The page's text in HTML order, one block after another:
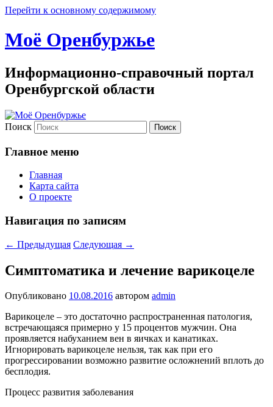
Перейти к основному содержимому
Моё Оренбуржье
Информационно-справочный портал
Оренбургской области
Поиск
Главное меню
Главная
Карта сайта
О проекте
Навигация по записям
← Предыдущая Следующая →
Симптоматика и лечение варикоцеле
Опубликовано 10.08.2016 автором admin
Варикоцеле – это достаточно распространенная патология,
встречающаяся примерно у 15 процентов мужчин. Она
проявляется набуханием вен в яичках и канатиках.
Игнорировать варикоцеле нельзя, так как при его
прогрессировании возможно развитие осложнений вплоть до
бесплодия.
Процесс развития заболевания